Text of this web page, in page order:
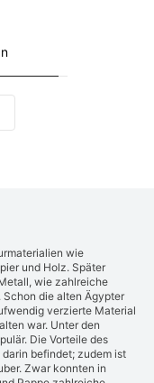
wie
und Holz. Später
wie zahlreiche
Schon die alten Ägypter
verzierte Material
war. Unter den
Die Vorteile des
befindet; zudem ist
Zwar konnten in